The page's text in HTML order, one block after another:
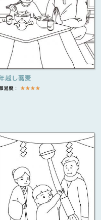
越し蕎麦
易度： ★★★★